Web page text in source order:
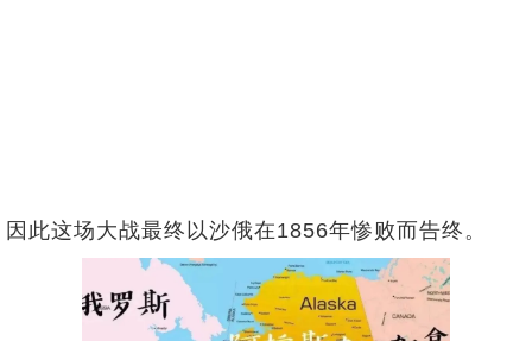
因此这场大战最终以沙俄在1856年惨败而告终。